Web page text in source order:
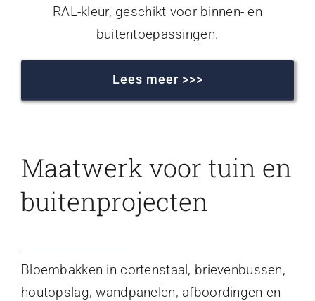
RAL-kleur, geschikt voor binnen- en
buitentoepassingen.
Lees meer >>>
Maatwerk voor tuin en
buitenprojecten
Bloembakken in cortenstaal, brievenbussen,
houtopslag, wandpanelen, afboordingen en